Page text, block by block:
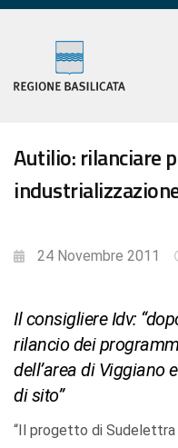
Autilio: rilanciare
24 Novembre 2011
Il consigliere Idv:
rilancio dei
dell’area di Viggiano
di sito”
“Il progetto di Sudelettra